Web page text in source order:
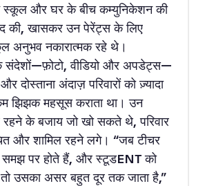
और घर के बीच कम्युनिकेशन की
की, खासकर उन पेरेंट्स के लिए
अनुभव नकारात्मक रहे थे।
वीडियो और अपडेट्स—
दोस्ताना अंदाज़ परिवारों को ज़्यादा
झिझक महसूस कराता था। उन
रहने के बजाय जो खो सकते थे, परिवार
और शामिल रहने लगे। “जब टीचर
पर होते हैं, और स्टूडENT को
तो उसका असर बहुत दूर तक जाता है,”